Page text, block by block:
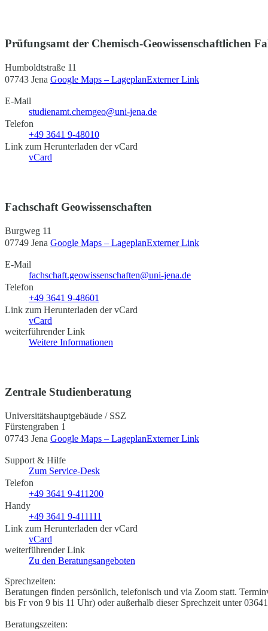
Prüfungsamt der Chemisch-Geowissenschaftlichen
Humboldtstraße 11
07743 Jena Google Maps – LageplanExterner Link
E-Mail
studienamt.chemgeo@uni-jena.de
Telefon
+49 3641 9-48010
Link zum Herunterladen der vCard
vCard
Fachschaft Geowissenschaften
Burgweg 11
07749 Jena Google Maps – LageplanExterner Link
E-Mail
fachschaft.geowissenschaften@uni-jena.de
Telefon
+49 3641 9-48601
Link zum Herunterladen der vCard
vCard
weiterführender Link
Weitere Informationen
Zentrale Studienberatung
Universitätshauptgebäude / SSZ
Fürstengraben 1
07743 Jena Google Maps – LageplanExterner Link
Support & Hilfe
Zum Service-Desk
Telefon
+49 3641 9-411200
Handy
+49 3641 9-411111
Link zum Herunterladen der vCard
vCard
weiterführender Link
Zu den Beratungsangeboten
Sprechzeiten:
Beratungen finden persönlich, telefonisch und via Zoom statt.
bis Fr von 9 bis 11 Uhr) oder außerhalb dieser Sprechzeit unter
Beratungszeiten: